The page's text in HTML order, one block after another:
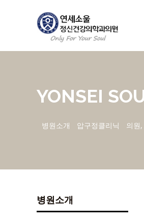
YONSEI
병원소개 압구정클리닉 의원
병원소개